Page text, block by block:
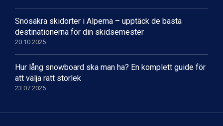
Snösäkra skidorter i Alperna – upptäck de bästa
destinationerna för din skidsemester
20.10.2025
Hur lång snowboard ska man ha? En komplett guide för
att välja rätt storlek
23.07.2025